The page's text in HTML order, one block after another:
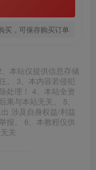
买，可保存购买订单
本站仅提供信息存储
。 3、本内容若侵犯
处理！ 4、本站全资
与本站无关。 5、
涉及自身权益/利益
报。 6、本教程仅供
关